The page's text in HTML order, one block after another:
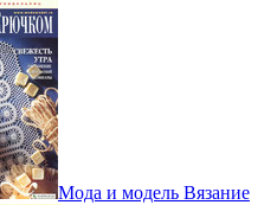
Мода и модель Вязание